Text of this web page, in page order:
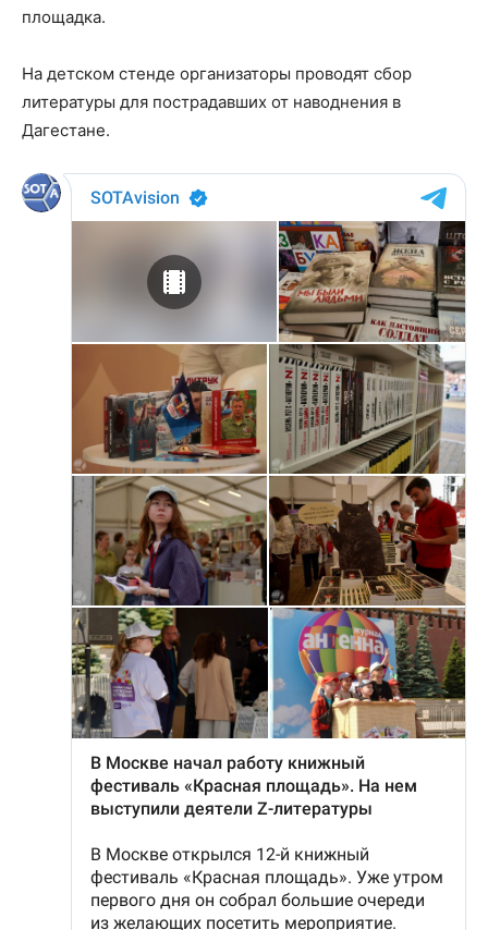
площадка.
На детском стенде организаторы проводят сбор
литературы для пострадавших от наводнения в
Дагестане.